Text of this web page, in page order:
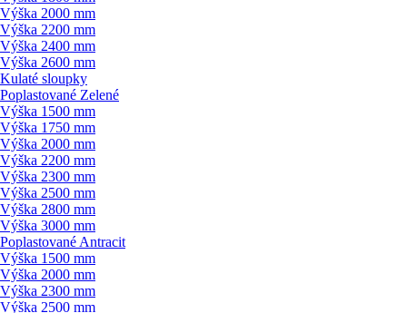
Výška 2000 mm
Výška 2200 mm
Výška 2400 mm
Výška 2600 mm
Kulaté sloupky
Poplastované Zelené
Výška 1500 mm
Výška 1750 mm
Výška 2000 mm
Výška 2200 mm
Výška 2300 mm
Výška 2500 mm
Výška 2800 mm
Výška 3000 mm
Poplastované Antracit
Výška 1500 mm
Výška 2000 mm
Výška 2300 mm
Výška 2500 mm